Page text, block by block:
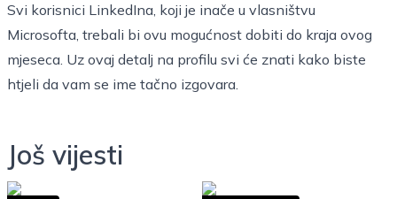
Svi korisnici LinkedIna, koji je inače u vlasništvu
Microsofta, trebali bi ovu mogućnost dobiti do kraja ovog
mjeseca. Uz ovaj detalj na profilu svi će znati kako biste
htjeli da vam se ime tačno izgovara.
Još vijesti